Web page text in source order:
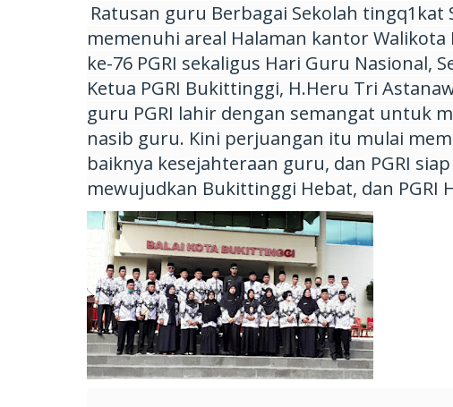
Ratusan guru Berbagai Sekolah tingq1kat
memenuhi areal Halaman kantor
ke-76 PGRI sekaligus Hari Guru Nasional,
Ketua PGRI Bukittinggi, H.Heru Tri
guru PGRI lahir dengan semangat untuk
nasib guru. Kini perjuangan itu mulai
baiknya kesejahteraan guru, dan PGRI
mewujudkan Bukittinggi Hebat, dan PGRI